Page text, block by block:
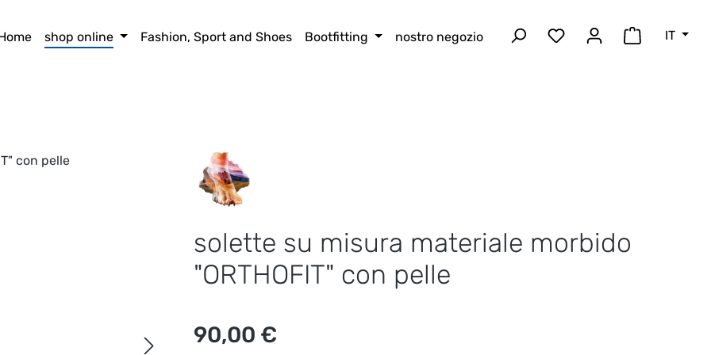
shop online Fashion, Sport and Shoes Bootfitting nostro negozio Hai 0 articoli nella lista
Il carrello
IT
solette su misura materiale morbido
"ORTHOFIT" con pelle
Prezzo normale:
90,00 €